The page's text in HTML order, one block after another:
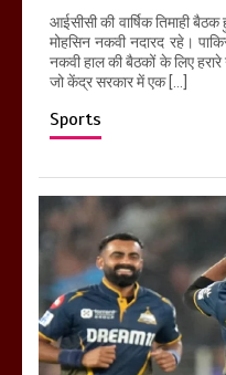
आईसीसी की वार्षिक तिमाही
मोहसिन नकवी नदारद रहे।
नकवी हाल की बैठकों के लिए
जो केंद्र सरकार में एक […]
Sports